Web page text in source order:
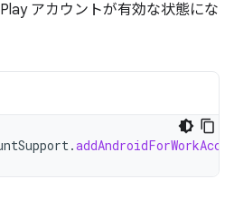
アカウントが有効な状態にな
.